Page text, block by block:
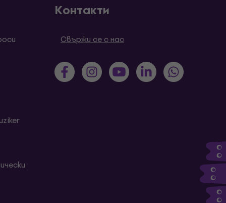
Контакти
Свържи се с нас